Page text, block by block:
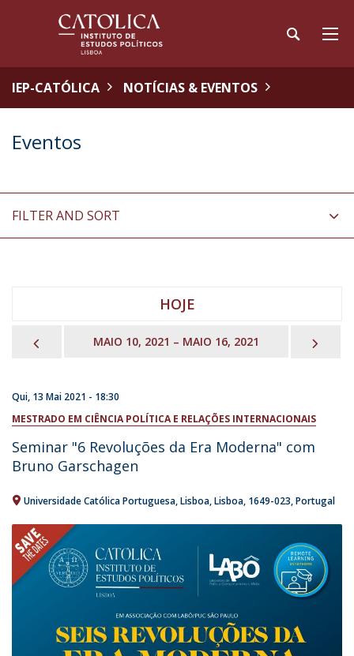
IEP-CATÓLICA NOTÍCIAS & EVENTOS
Eventos
FILTER AND SORT
HOJE
PREVIOUSMAIO 10, 2021 – MAIO 16, 2021
Qui, 13 Mai 2021 - 18:30
MESTRADO EM CIÊNCIA POLÍTICA E RELAÇÕES INTERNACIONAIS
Seminar "6 Revoluções da Era Moderna" com
Bruno Garschagen
Universidade Católica Portuguesa Lisboa Lisboa 1649-023 Portugal